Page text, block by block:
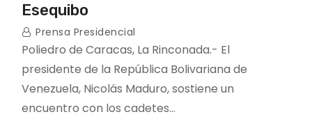
Esequibo
Prensa Presidencial
Poliedro de Caracas, La Rinconada.- El
presidente de la República Bolivariana de
Venezuela, Nicolás Maduro, sostiene un
encuentro con los cadetes…